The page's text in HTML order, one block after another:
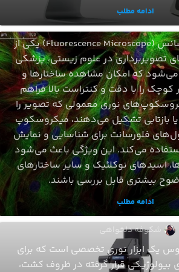
ادامه مطلب
اصول، کاربردها و مزایا
شکوفه دلخواهی
میکروسکوپ فلورسانس (Fluorescence Microscope) یکی از
تصویربرداری در علوم زیستی، پزشکی
که امکان مشاهده ساختارها و
را با دقت و کنتراست بالا فراهم
نوری معمولی که تصویر را
بازتابی تشکیل می‌دهند، میکروسکوپ
فلورسانت برای شناسایی و نمایش
می‌کند. این ویژگی باعث می‌شود
اسیدهای نوکلئیک و سایر ساختارهای
بیشتری قابل بررسی باشند.
ادامه مطلب
میکروسکوپ
چیست؟ معرفی، کاربرد و مزایا
شکوفه دلخواهی
یک ابزار نوری تخصصی است که برای
قرار گرفته در ظروف کشت،